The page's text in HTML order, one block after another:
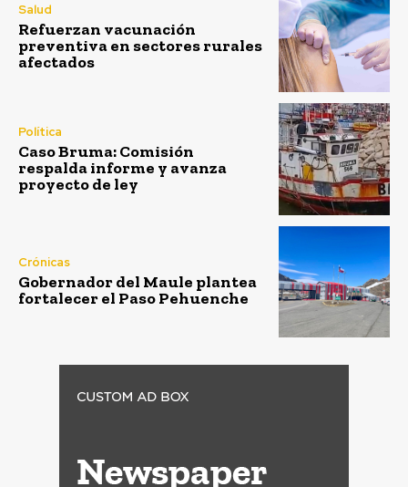
Salud
Refuerzan vacunación
preventiva en sectores rurales
afectados
Política
Caso Bruma: Comisión
respalda informe y avanza
proyecto de ley
Crónicas
Gobernador del Maule plantea
fortalecer el Paso Pehuenche